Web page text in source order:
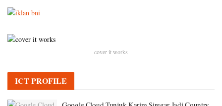
cover it works
ICT PROFILE